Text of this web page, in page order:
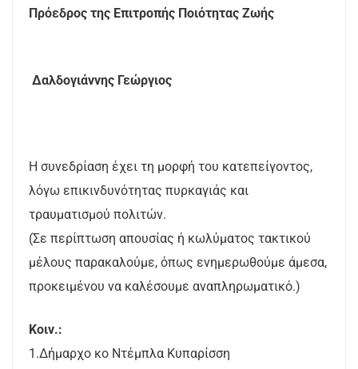
Πρόεδρος της Επιτροπής Ποιότητας Ζωής
Δαλδογιάννης Γεώργιος
Η συνεδρίαση έχει τη μορφή του κατεπείγοντος,
λόγω επικινδυνότητας πυρκαγιάς και
τραυματισμού πολιτών.
(Σε περίπτωση απουσίας ή κωλύματος τακτικού
μέλους παρακαλούμε, όπως ενημερωθούμε άμεσα,
προκειμένου να καλέσουμε αναπληρωματικό.)
Κοιν.:
1.Δήμαρχο κο Ντέμπλα Κυπαρίσση